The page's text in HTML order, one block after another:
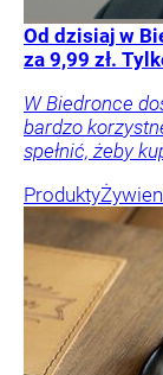
Od dzisiaj w
za 9,99 zł.
W Biedronce
bardzo
spełnić, żeby
Produkty